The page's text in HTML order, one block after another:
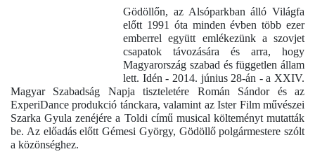
Gödöllőn, az Alsóparkban álló Világfa
előtt 1991 óta minden évben több ezer
emberrel együtt emlékezünk a szovjet
csapatok távozására és arra, hogy
Magyarország szabad és független állam
lett. Idén - 2014. június 28-án - a XXIV.
Magyar Szabadság Napja tiszteletére Román Sándor és az
ExperiDance produkció tánckara, valamint az Ister Film művészei
Szarka Gyula zenéjére a Toldi című musical költeményt mutatták
be. Az előadás előtt Gémesi György, Gödöllő polgármestere szólt
a közönséghez.